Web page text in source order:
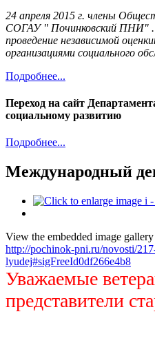
24 апреля 2015 г. члены
СОГАУ " Починковский ПНИ" .
проведение независимой
организациями социального
Подробнее...
Переход на сайт
социальному развитию
Подробнее...
Международный
View the embedded image
http://pochinok-pni.ru/novosti/
lyudej#sigFreeId0df266e4b8
Уважаемые
представители